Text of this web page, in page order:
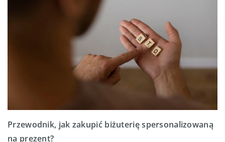
Przewodnik, jak zakupić biżuterię spersonalizowaną
na prezent?